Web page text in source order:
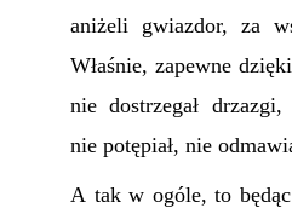
aniżeli gwiazdor, za
Właśnie, zapewne
nie dostrzegał
nie potępiał, nie
A tak w ogóle, to